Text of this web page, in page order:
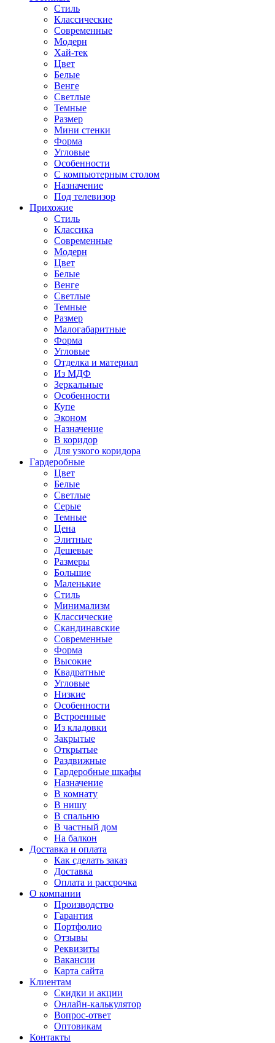
Стиль
Классические
Современные
Модерн
Хай-тек
Цвет
Белые
Венге
Светлые
Темные
Размер
Мини стенки
Форма
Угловые
Особенности
С компьютерным столом
Назначение
Под телевизор
Прихожие
Стиль
Классика
Современные
Модерн
Цвет
Белые
Венге
Светлые
Темные
Размер
Малогабаритные
Форма
Угловые
Отделка и материал
Из МДФ
Зеркальные
Особенности
Купе
Эконом
Назначение
В коридор
Для узкого коридора
Гардеробные
Цвет
Белые
Светлые
Серые
Темные
Цена
Элитные
Дешевые
Размеры
Большие
Маленькие
Стиль
Минимализм
Классические
Скандинавские
Современные
Форма
Высокие
Квадратные
Угловые
Низкие
Особенности
Встроенные
Из кладовки
Закрытые
Открытые
Раздвижные
Гардеробные шкафы
Назначение
В комнату
В нишу
В спальню
В частный дом
На балкон
Доставка и оплата
Как сделать заказ
Доставка
Оплата и рассрочка
О компании
Производство
Гарантия
Портфолио
Отзывы
Реквизиты
Вакансии
Карта сайта
Клиентам
Скидки и акции
Онлайн-калькулятор
Вопрос-ответ
Оптовикам
Контакты